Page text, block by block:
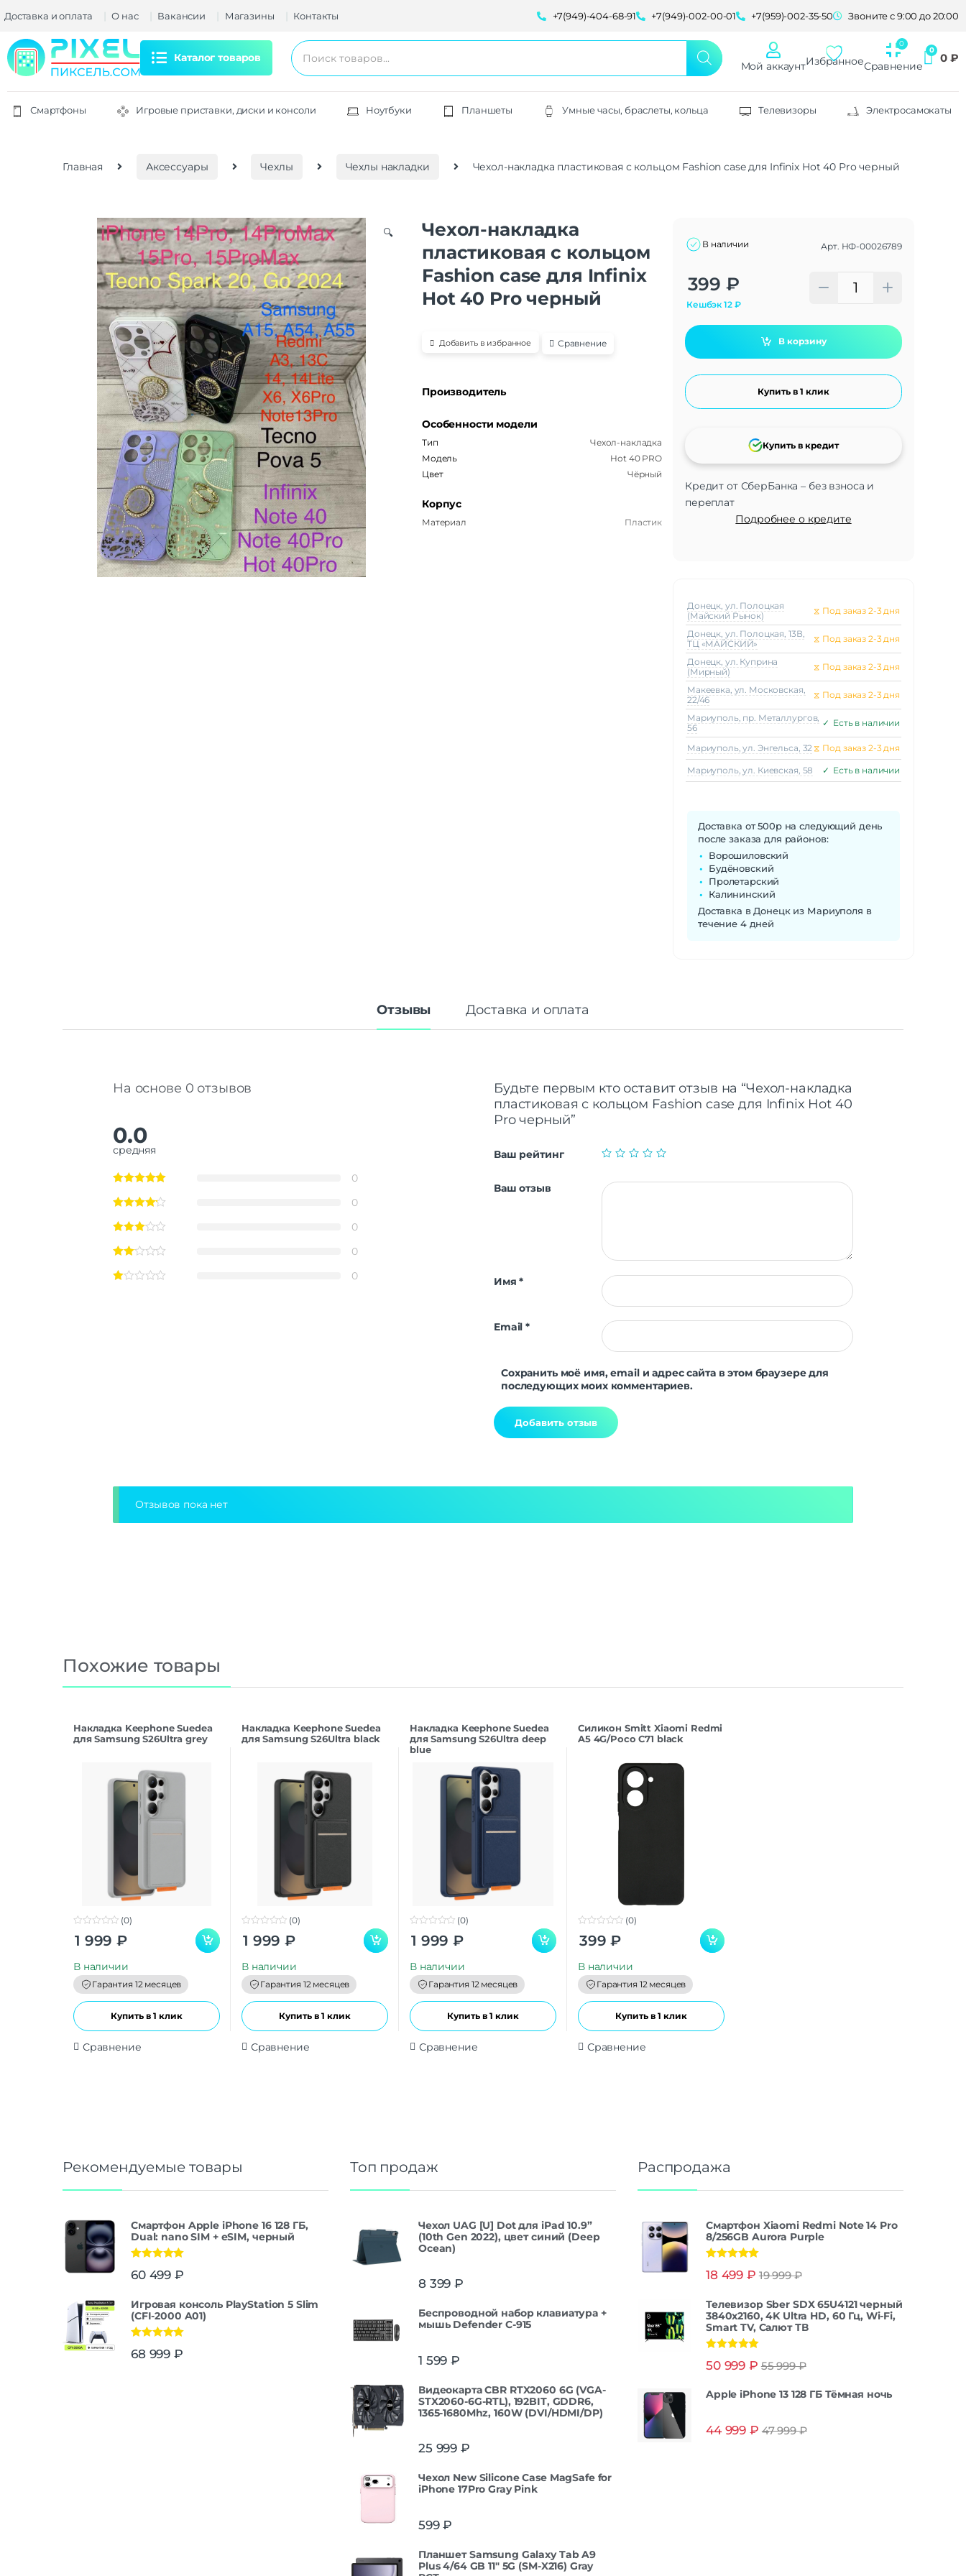
Доставка и оплата О нас Вакансии Магазины Контакты +7(949)-404-68-91 +7(949)-002-00-01 +7(959)-002-35-50 Звоните с 9:00 до 20:00
Каталог товаров
Мой аккаунтИзбранноеСравнение
0 ₽
Смартфоны Игровые приставки, диски и консоли Ноутбуки Планшеты Умные часы, браслеты, кольца Телевизоры Электросамокаты
Главная Аксессуары Чехлы Чехлы накладки Чехол-накладка пластиковая с кольцом Fashion case для Infinix Hot 40 Pro черный
🔍
Чехол-накладка
пластиковая с кольцом
Fashion case для Infinix
Hot 40 Pro черный
Добавить в избранное Сравнение
Производитель
Особенности модели
Тип
Чехол-накладка
Модель
Hot 40 PRO
Цвет
Чёрный
Корпус
Материал Пластик
В наличии Арт. НФ-00026789
399 ₽
Кешбэк12₽
В корзину
Купить в 1 клик
Кредит от СберБанка – без взноса и
переплат
Подробнее о кредите
Купить в кредит
Alternative:
Донецк, ул. Полоцкая
(Майский Рынок)
⧖ Под заказ 2-3 дня
Донецк, ул. Полоцкая, 13В,
ТЦ «МАЙСКИЙ»
⧖ Под заказ 2-3 дня
Донецк, ул. Куприна
(Мирный)
⧖ Под заказ 2-3 дня
Макеeвка, ул. Московская,
22/46
⧖ Под заказ 2-3 дня
Мариуполь, пр. Металлургов,
56
✓ Есть в наличии
Мариуполь, ул. Энгельса, 32 ⧖ Под заказ 2-3 дня
Мариуполь, ул. Киевская, 58 ✓ Есть в наличии
Доставка от 500р на следующий день
после заказа для районов:
Ворошиловский
Будёновский
Пролетарский
Калининский
Доставка в Донецк из Мариуполя в
течение 4 дней
Отзывы Доставка и оплата
На основе 0 отзывов
0.0
средняя
0
0
0
0
0
Будьте первым кто оставит отзыв на “Чехол-накладка
пластиковая с кольцом Fashion case для Infinix Hot 40
Pro черный”
Ваш рейтинг
Ваш отзыв
Имя*
Email*
Сохранить моё имя, email и адрес сайта в этом браузере для
последующих моих комментариев.
Отзывов пока нет
Похожие товары
Накладка Keephone Suedea
для Samsung S26Ultra grey
o
(0)
1 999 ₽
В наличии
Гарантия 12 месяцев
Купить в 1 клик
Сравнение
Накладка Keephone Suedea
для Samsung S26Ultra black
o
(0)
1 999 ₽
В наличии
Гарантия 12 месяцев
Купить в 1 клик
Сравнение
Накладка Keephone Suedea
для Samsung S26Ultra deep
blue
o
(0)
1 999 ₽
В наличии
Гарантия 12 месяцев
Купить в 1 клик
Сравнение
Силикон Smitt Xiaomi Redmi
A5 4G/Poco C71 black
o
o
(0)
399 ₽
В наличии
Гарантия 12 месяцев
Купить в 1 клик
Сравнение
Рекомендуемые товары
Смартфон Apple iPhone 16 128 ГБ,
Dual: nano SIM + eSIM, черный
из 5
60 499 ₽
Игровая консоль PlayStation 5 Slim
(CFI-2000 A01)
из 5
68 999 ₽
Топ продаж
Чехол UAG [U] Dot для iPad 10.9”
(10th Gen 2022), цвет синий (Deep
Ocean)
8 399 ₽
Беспроводной набор клавиатура +
мышь Defender С-915
1 599 ₽
Видеокарта CBR RTX2060 6G (VGA-
STX2060-6G-RTL), 192BIT, GDDR6,
1365-1680Mhz, 160W (DVI/HDMI/DP)
25 999 ₽
Чехол New Silicone Case MagSafe for
iPhone 17Pro Gray Pink
599₽
Планшет Samsung Galaxy Tab A9
Plus 4/64 GB 11" 5G (SM-X216) Gray
Распродажа
Смартфон Xiaomi Redmi Note 14 Pro
8/256GB Aurora Purple
из 5
18 499 ₽ 19 999₽
Телевизор Sber SDX 65U4121 черный
3840x2160, 4K Ultra HD, 60 Гц, Wi-Fi,
Smart TV, Салют ТВ
из 5
50 999 ₽ 55 999₽
Apple iPhone 13 128 ГБ Тёмная ночь
44 999 ₽ 47 999₽